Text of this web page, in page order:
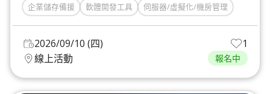
企業儲存備援 軟體開發工具 伺服器/虛擬化/機房管理
2026/09/10 (四)
1
線上活動
報名中